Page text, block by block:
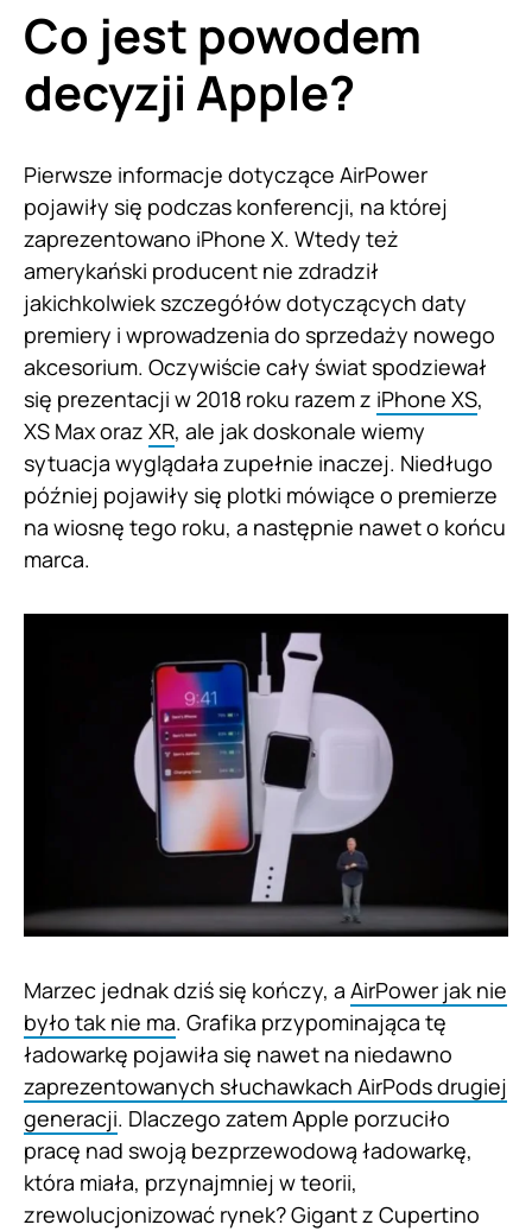
Co jest powodem
decyzji Apple?
Pierwsze informacje dotyczące AirPower
pojawiły się podczas konferencji, na której
zaprezentowano iPhone X. Wtedy też
amerykański producent nie zdradził
jakichkolwiek szczegółów dotyczących daty
premiery i wprowadzenia do sprzedaży nowego
akcesorium. Oczywiście cały świat spodziewał
się prezentacji w 2018 roku razem z iPhone XS,
XS Max oraz XR, ale jak doskonale wiemy
sytuacja wyglądała zupełnie inaczej. Niedługo
później pojawiły się plotki mówiące o premierze
na wiosnę tego roku, a następnie nawet o końcu
marca.
Marzec jednak dziś się kończy, a AirPower jak nie
było tak nie ma. Grafika przypominająca tę
ładowarkę pojawiła się nawet na niedawno
zaprezentowanych słuchawkach AirPods drugiej
generacji. Dlaczego zatem Apple porzuciło
pracę nad swoją bezprzewodową ładowarkę,
która miała, przynajmniej w teorii,
zrewolucjonizować rynek? Gigant z Cupertino